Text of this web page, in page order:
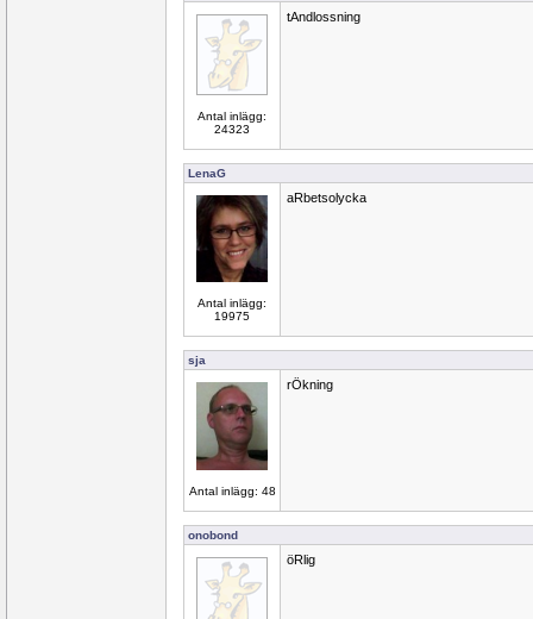
Antal inlägg:
24323
tAndlossning
LenaG
Antal inlägg:
19975
aRbetsolycka
sja
Antal inlägg: 48
rÖkning
onobond
öRlig